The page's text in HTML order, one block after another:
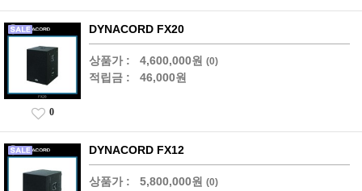
DYNACORD FX20
상품가 : 4,600,000원 (0)
적립금 : 46,000원
0
DYNACORD FX12
상품가 : 5,800,000원 (0)